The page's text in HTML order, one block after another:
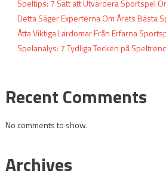
Speltips: 7 Sätt att Utvärdera Sportspel
Detta Säger Experterna Om Årets Bästa
Åtta Viktiga Lärdomar Från Erfarna
Spelanalys: 7 Tydliga Tecken på
Recent Comments
No comments to show.
Archives